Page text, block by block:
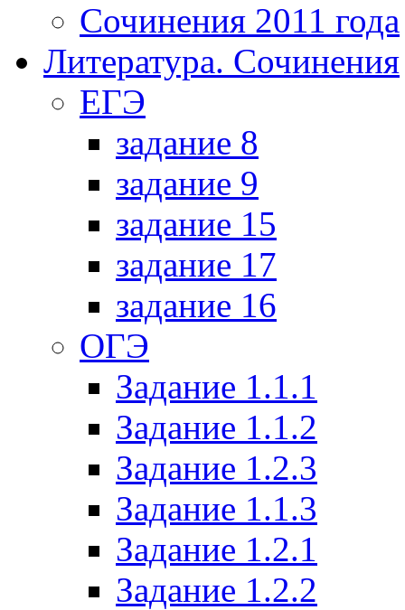
Сочинения 2011 года
Литература. Сочинения
ЕГЭ
задание 8
задание 9
задание 15
задание 17
задание 16
ОГЭ
Задание 1.1.1
Задание 1.1.2
Задание 1.2.3
Задание 1.1.3
Задание 1.2.1
Задание 1.2.2